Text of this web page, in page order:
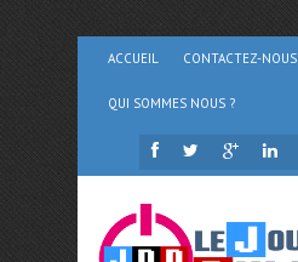
ACCUEIL CONTACTEZ-NOUS
QUI SOMMES NOUS ?